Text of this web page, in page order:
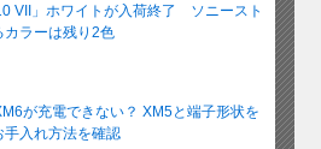
VII」ホワイトが入荷終了 ソニースト
カラーは残り2色
が充電できない？ XM5と端子形状を
手入れ方法を確認